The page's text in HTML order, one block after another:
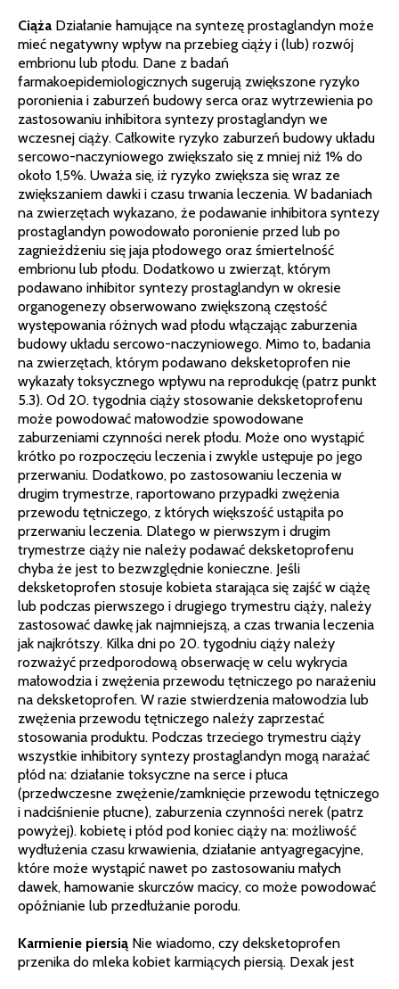
Ciąża Działanie hamujące na syntezę prostaglandyn może
mieć negatywny wpływ na przebieg ciąży i (lub) rozwój
embrionu lub płodu. Dane z badań
farmakoepidemiologicznych sugerują zwiększone ryzyko
poronienia i zaburzeń budowy serca oraz wytrzewienia po
zastosowaniu inhibitora syntezy prostaglandyn we
wczesnej ciąży. Całkowite ryzyko zaburzeń budowy układu
sercowo-naczyniowego zwiększało się z mniej niż 1% do
około 1,5%. Uważa się, iż ryzyko zwiększa się wraz ze
zwiększaniem dawki i czasu trwania leczenia. W badaniach
na zwierzętach wykazano, że podawanie inhibitora syntezy
prostaglandyn powodowało poronienie przed lub po
zagnieżdżeniu się jaja płodowego oraz śmiertelność
embrionu lub płodu. Dodatkowo u zwierząt, którym
podawano inhibitor syntezy prostaglandyn w okresie
organogenezy obserwowano zwiększoną częstość
występowania różnych wad płodu włączając zaburzenia
budowy układu sercowo-naczyniowego. Mimo to, badania
na zwierzętach, którym podawano deksketoprofen nie
wykazały toksycznego wpływu na reprodukcję (patrz punkt
5.3). Od 20. tygodnia ciąży stosowanie deksketoprofenu
może powodować małowodzie spowodowane
zaburzeniami czynności nerek płodu. Może ono wystąpić
krótko po rozpoczęciu leczenia i zwykle ustępuje po jego
przerwaniu. Dodatkowo, po zastosowaniu leczenia w
drugim trymestrze, raportowano przypadki zwężenia
przewodu tętniczego, z których większość ustąpiła po
przerwaniu leczenia. Dlatego w pierwszym i drugim
trymestrze ciąży nie należy podawać deksketoprofenu
chyba że jest to bezwzględnie konieczne. Jeśli
deksketoprofen stosuje kobieta starająca się zajść w ciążę
lub podczas pierwszego i drugiego trymestru ciąży, należy
zastosować dawkę jak najmniejszą, a czas trwania leczenia
jak najkrótszy. Kilka dni po 20. tygodniu ciąży należy
rozważyć przedporodową obserwację w celu wykrycia
małowodzia i zwężenia przewodu tętniczego po narażeniu
na deksketoprofen. W razie stwierdzenia małowodzia lub
zwężenia przewodu tętniczego należy zaprzestać
stosowania produktu. Podczas trzeciego trymestru ciąży
wszystkie inhibitory syntezy prostaglandyn mogą narażać
płód na: działanie toksyczne na serce i płuca
(przedwczesne zwężenie/zamknięcie przewodu tętniczego
i nadciśnienie płucne), zaburzenia czynności nerek (patrz
powyżej). kobietę i płód pod koniec ciąży na: możliwość
wydłużenia czasu krwawienia, działanie antyagregacyjne,
które może wystąpić nawet po zastosowaniu małych
dawek, hamowanie skurczów macicy, co może powodować
opóźnianie lub przedłużanie porodu.
Karmienie piersią Nie wiadomo, czy deksketoprofen
przenika do mleka kobiet karmiących piersią. Dexak jest